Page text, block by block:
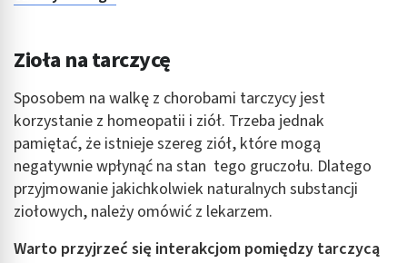
Zioła na tarczycę
Sposobem na walkę z chorobami tarczycy jest
korzystanie z homeopatii i ziół. Trzeba jednak
pamiętać, że istnieje szereg ziół, które mogą
negatywnie wpłynąć na stan tego gruczołu. Dlatego
przyjmowanie jakichkolwiek naturalnych substancji
ziołowych, należy omówić z lekarzem.
Warto przyjrzeć się interakcjom pomiędzy tarczycą